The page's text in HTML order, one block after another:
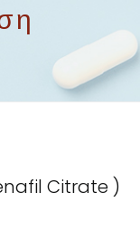
Citrate )